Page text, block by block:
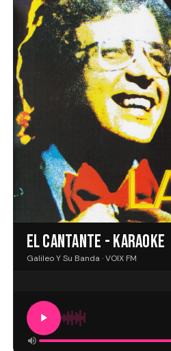
EL CANTANTE - KARAOKE
Galileo Y Su Banda · VOIX FM